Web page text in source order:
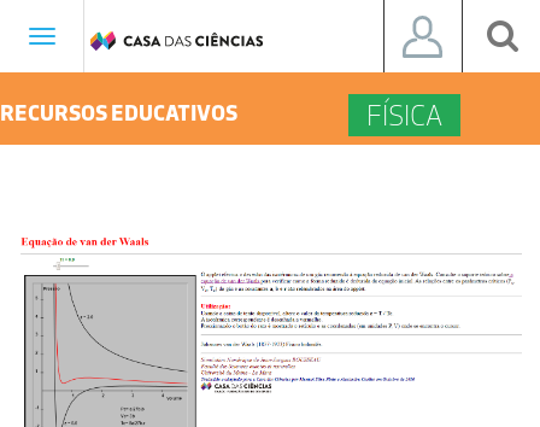
Toggle
RECURSOS EDUCATIVOS FÍSICA